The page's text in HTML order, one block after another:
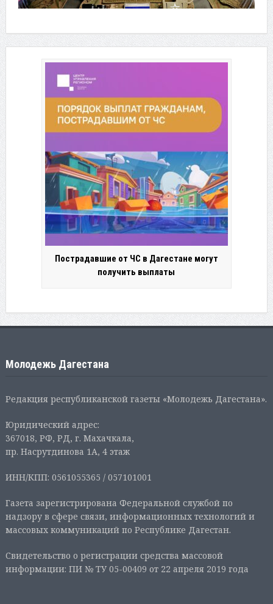
Пострадавшие от ЧС в Дагестане могут
получить выплаты
Молодежь Дагестана
Редакция республиканской газеты «Молодежь Дагестана».
Юридический адрес:
367018, РФ, РД, г. Махачкала,
пр. Насрутдинова 1А, 4 этаж
ИНН/КПП: 0561055365 / 057101001
Газета зарегистрирована Федеральной службой по
надзору в сфере связи, информационных технологий и
массовых коммуникаций по Республике Дагестан.
Свидетельство о регистрации средства массовой
информации: ПИ № ТУ 05-00409 от 22 апреля 2019 года